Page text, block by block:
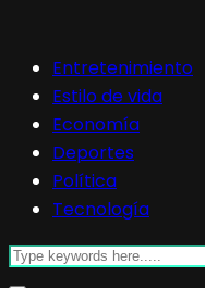
Entretenimiento
Estilo de vida
Economía
Deportes
Política
Tecnología